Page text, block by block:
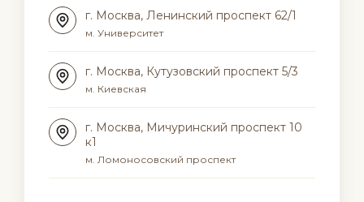
г. Москва, Ленинский проспект 62/1
м. Университет
г. Москва, Кутузовский проспект 5/3
м. Киевская
г. Москва, Мичуринский проспект 10
к1
м. Ломоносовский проспект